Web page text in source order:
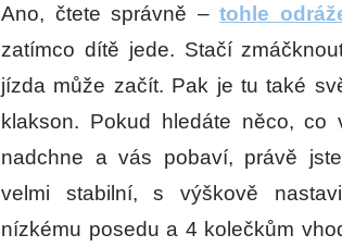
Ano, čtete správně –tohle
zatímco dítě jede. Stačí
jízda může začít. Pak je tu také
klakson. Pokud hledáte něco, co
nadchne a vás pobaví, právě
velmi stabilní, s výškově
nízkému posedu a 4 kolečkům